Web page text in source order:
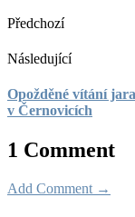
Předchozí
Následující
Opožděné vítání
v Černovicích
1 Comment
Add Comment →